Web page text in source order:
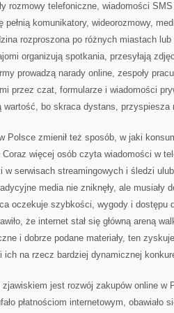
rozmowy telefoniczne, wiadomości
pełnią komunikatory, wideorozmowy,
rozproszona po różnych miastach
organizują spotkania, przesyłają
prowadzą narady online, zespoły
przez czat, formularze i wiadomości
wartość, bo skraca dystans, przyspiesza
Polsce zmienił też sposób, w jaki
więcej osób czyta wiadomości w
w serwisach streamingowych i śledzi
media nie zniknęły, ale musiały
oczekuje szybkości, wygody i dostępu
że internet stał się główną areną
i dobrze podane materiały, ten
ich na rzecz bardziej dynamicznej
jest rozwój zakupów online w
płatnościom internetowym, obawiało